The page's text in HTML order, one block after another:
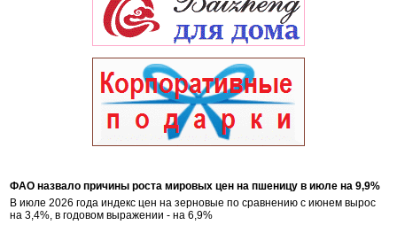
ФАО назвало причины роста мировых цен на пшеницу в июле на 9,9%
В июле 2026 года индекс цен на зерновые по сравнению с июнем вырос
на 3,4%, в годовом выражении - на 6,9%